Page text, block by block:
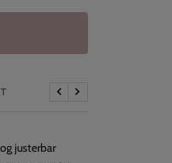
ForrigeNeste
justerbar